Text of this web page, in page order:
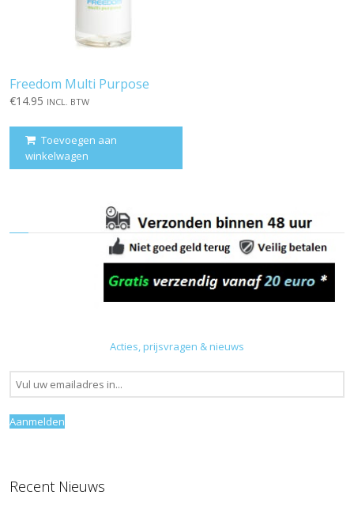
Freedom Multi Purpose
€14.95 INCL. BTW
Toevoegen aan
winkelwagen
Acties, prijsvragen & nieuws
Recent Nieuws